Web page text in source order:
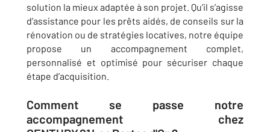
solution la mieux adaptée à son projet. Qu’il s’agisse
d’assistance pour les prêts aidés, de conseils sur la
rénovation ou de stratégies locatives, notre équipe
propose un accompagnement complet,
personnalisé et optimisé pour sécuriser chaque
étape d’acquisition.
Comment se passe notre
accompagnement chez